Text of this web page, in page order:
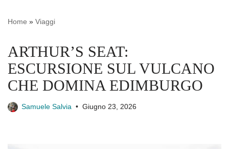
Home » Viaggi
ARTHUR’S SEAT:
ESCURSIONE SUL VULCANO
CHE DOMINA EDIMBURGO
Samuele Salvia Giugno 23, 2026